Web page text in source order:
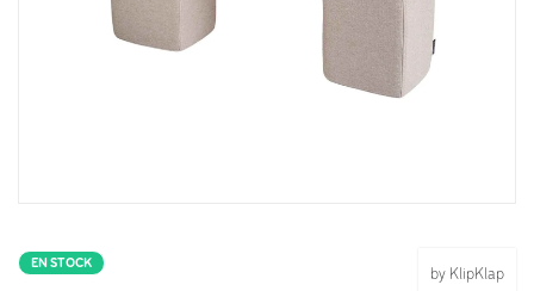
by KlipKlap
EN STOCK